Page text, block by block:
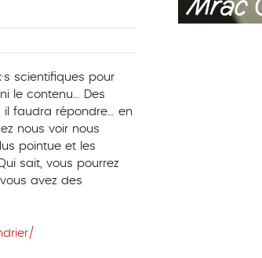
scientifiques pour
le contenu… Des
faudra répondre… en
nous voir nous
pointue et les
sait, vous pourrez
avez des